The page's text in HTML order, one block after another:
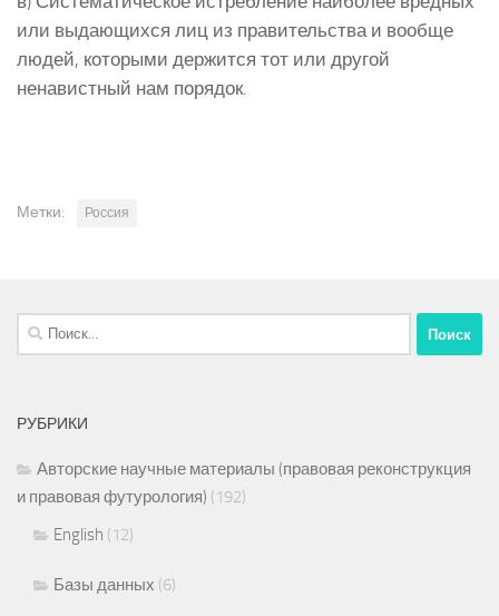
или выдающихся лиц из правительства и вообще
людей, которыми держится тот или другой
ненавистный нам порядок.
Метки: Россия
Найти:
РУБРИКИ
Авторские научные материалы (правовая реконструкция
и правовая футурология) (192)
English (12)
Базы данных (6)